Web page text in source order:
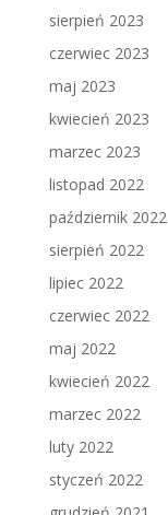
sierpień 2023
czerwiec 2023
maj 2023
kwiecień 2023
marzec 2023
listopad 2022
październik 2022
sierpień 2022
lipiec 2022
czerwiec 2022
maj 2022
kwiecień 2022
marzec 2022
luty 2022
styczeń 2022